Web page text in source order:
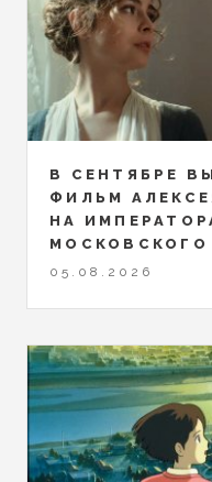
В СЕНТЯБРЕ
ФИЛЬМ
НА
МОСКОВСКОГО
05.08.2026